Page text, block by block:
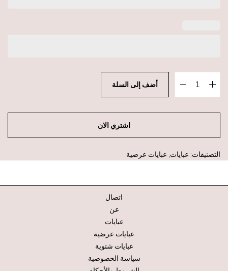
أضف إلى السلة
اشتري الان
التصنيفات: عبايات عبايات عرضية
اتصال
عن
عبايات
عبايات عرضية
عبايات شتوية
سياسة الخصوصية